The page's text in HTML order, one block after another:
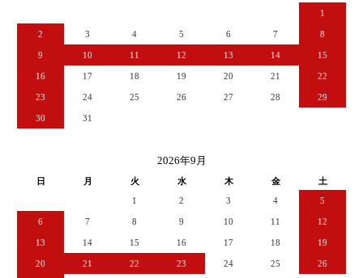
1
2 3 4 5 6 7 8
9 10 11 12 13 14 15
16 17 18 19 20 21 22
23 24 25 26 27 28 29
30 31
2026年9月
日 月 火 水 木 金
土
1
2 3 4 5
6 7 8 9 10 11 12
13 14 15 16 17 18 19
20 21 22 23 24 25 26